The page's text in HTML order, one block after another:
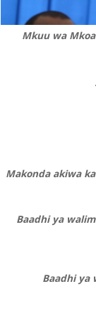
Mkuu wa
.
Makonda akiwa
Baadhi ya
Baadhi ya